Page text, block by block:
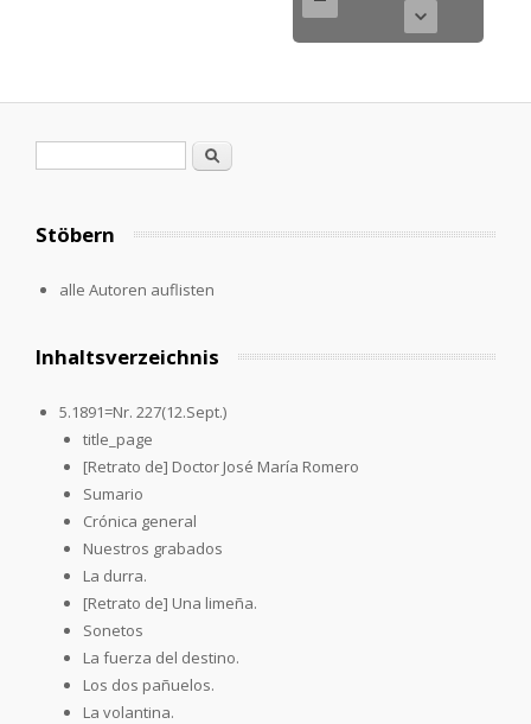
Suche
Stöbern
alle Autoren auflisten
Inhaltsverzeichnis
5.1891=Nr. 227(12.Sept.)
title_page
[Retrato de] Doctor José María Romero
Sumario
Crónica general
Nuestros grabados
La durra.
[Retrato de] Una limeña.
Sonetos
La fuerza del destino.
Los dos pañuelos.
La volantina.